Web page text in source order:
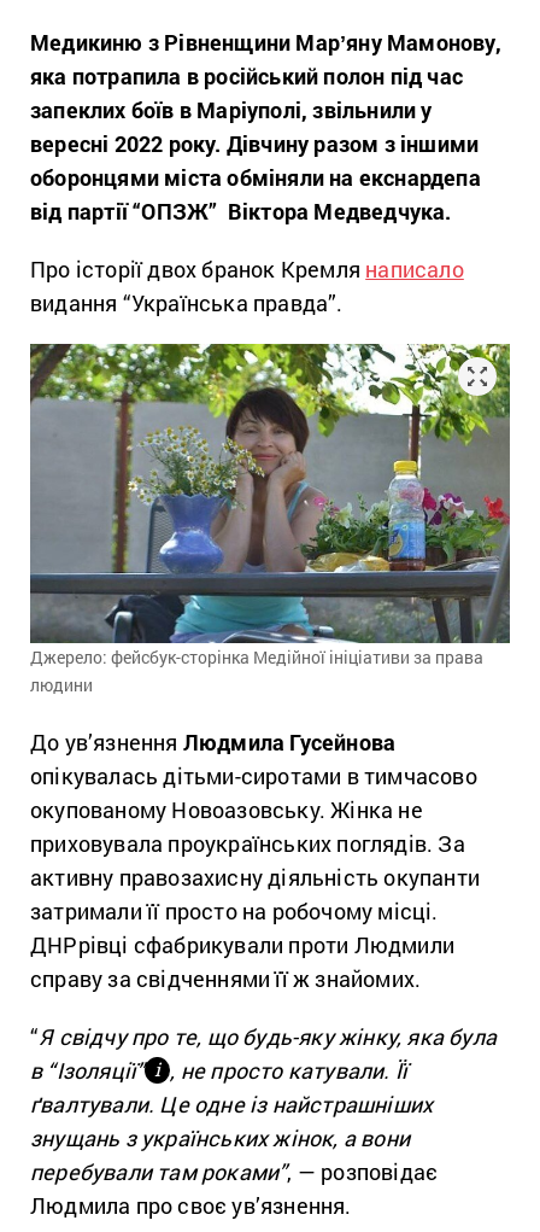
Медикиню з Рівненщини Марʼяну Мамонову,
яка потрапила в російський полон під час
запеклих боїв в Маріуполі, звільнили у
вересні 2022 року. Дівчину разом з іншими
оборонцями містаобміняли на екснардепа
від партії “ОПЗЖ” Віктора Медведчука.
Про історії двох бранок Кремля написало
видання “Українська правда”.
Джерело: фейсбук-сторінка Медійної ініціативи за права
людини
До ув’язнення Людмила Гусейнова
опікувалась дітьми-сиротами в тимчасово
окупованому Новоазовську. Жінка не
приховувала проукраїнських поглядів. За
активну правозахисну діяльність окупанти
затримали її просто на робочому місці.
ДНРрівці сфабрикували проти Людмили
справу за свідченнями її ж знайомих.
“Я свідчу про те, що будь-яку жінку, яка була
в “Ізоляції” і , не просто катували. Її
ґвалтували. Це одне із найстрашніших
знущань з українських жінок, а вони
перебували там роками”, — розповідає
Людмила про своє ув’язнення.